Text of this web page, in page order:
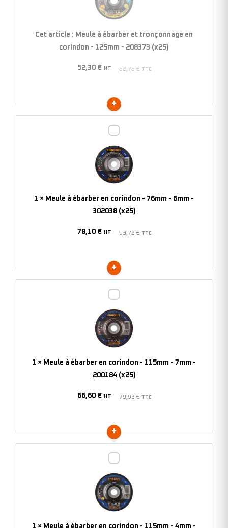
et
tronçonnage
125mm
(x25)
Cet article : Meule à ébarber et tronçonnage en
corindon - 125mm - 208373 (x25)
52,30 € HT 62,76 € TTC
ébarber
en
corindon
76mm
6mm
(x25)
1 × Meule à ébarber en corindon - 76mm - 6mm -
302038 (x25)
78,10 € HT 93,72 € TTC
ébarber
en
corindon
115mm
7mm
(x25)
1 × Meule à ébarber en corindon - 115mm - 7mm -
200184 (x25)
66,60 € HT 79,92 € TTC
ébarber
en
corindon